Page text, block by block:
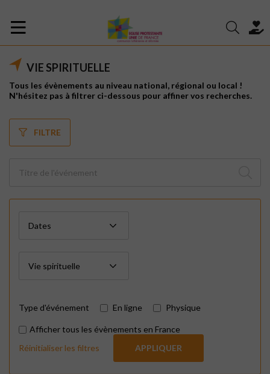
VIE SPIRITUELLE
Tous les évènements au niveau national, régional ou local !
N'hésitez pas à filtrer ci-dessous pour affiner vos recherches.
FILTRE
Type d'événement En ligne Physique
Afficher tous les évènements en France
Réinitialiser les filtres
APPLIQUER